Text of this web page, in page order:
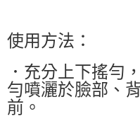
使用方法：
．充分上下搖勻
勻噴灑於臉部、
前。